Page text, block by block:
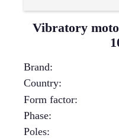
Vibratory
Brand:
Country:
Form factor:
Phase:
Poles: